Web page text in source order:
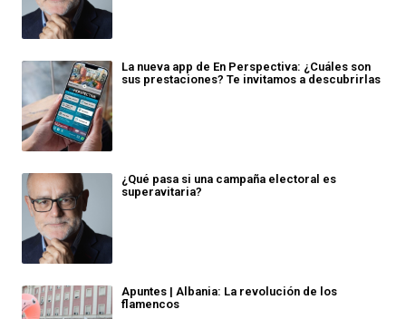
La nueva app de En Perspectiva: ¿Cuáles son
sus prestaciones? Te invitamos a descubrirlas
¿Qué pasa si una campaña electoral es
superavitaria?
Apuntes | Albania: La revolución de los
flamencos